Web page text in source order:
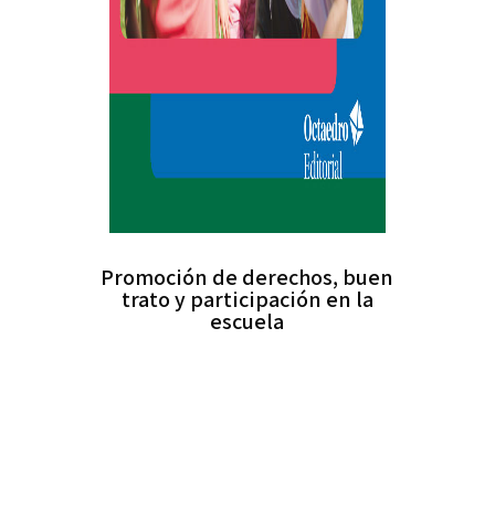
Promoción de derechos, buen
trato y participación en la
escuela